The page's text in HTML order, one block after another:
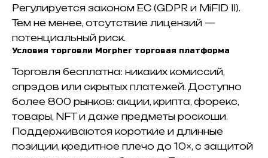
Регулируется законом ЕС (GDPR и MiFID II).
Тем не менее, отсутствие лицензий —
потенциальный риск.
Условия торговли Morpher торговая платформа
Торговля бесплатна: никаких комиссий,
спрэдов или скрытых платежей. Доступно
более 800 рынков: акции, крипта, форекс,
товары, NFT и даже предметы роскоши.
Поддерживаются короткие и длинные
позиции, кредитное плечо до 10×, с защитой